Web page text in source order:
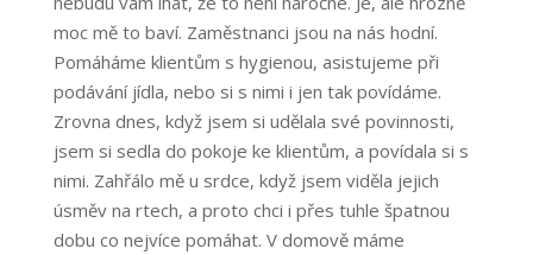
moc mě to baví. Zaměstnanci jsou na nás hodní.
Pomáháme klientům s hygienou, asistujeme při
podávání jídla, nebo si s nimi i jen tak povídáme.
Zrovna dnes, když jsem si udělala své povinnosti,
jsem si sedla do pokoje ke klientům, a povídala si s
nimi. Zahřálo mě u srdce, když jsem viděla jejich
úsměv na rtech, a proto chci i přes tuhle špatnou
dobu co nejvíce pomáhat. V domově máme